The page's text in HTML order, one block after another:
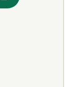
Sivilstand for